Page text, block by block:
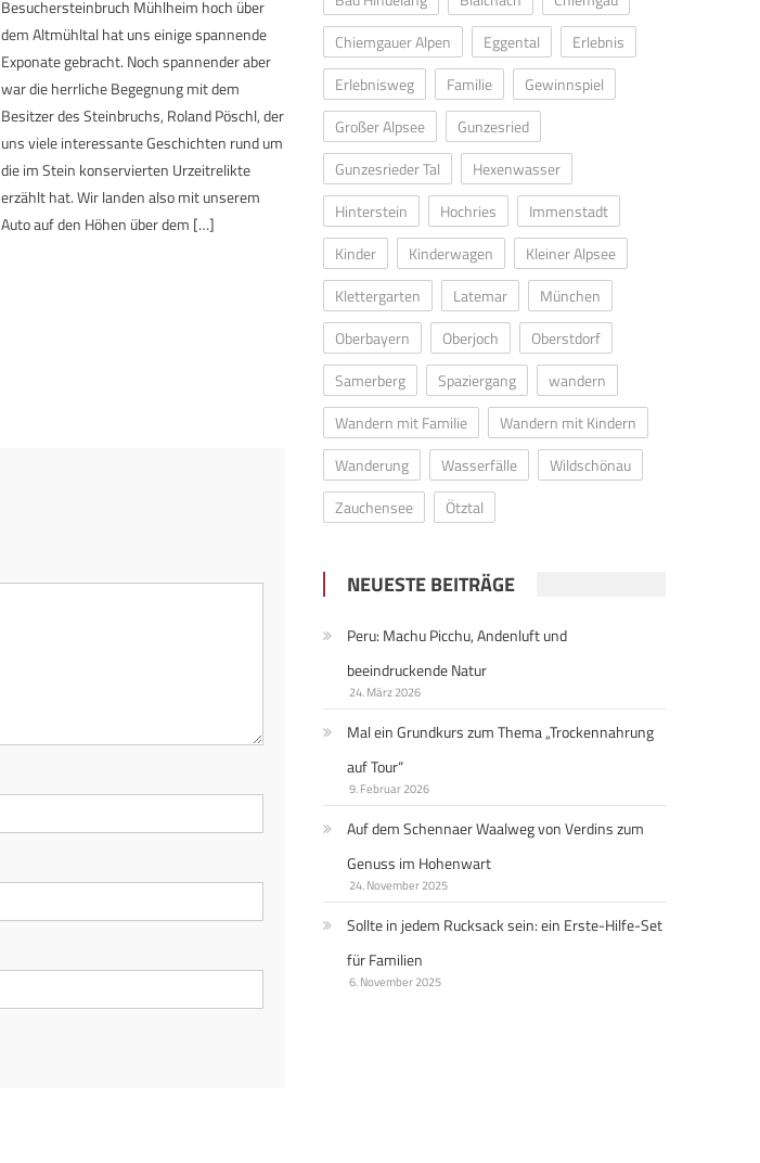
Besuchersteinbruch Mühlheim hoch über
dem Altmühltal hat uns einige spannende
Exponate gebracht. Noch spannender aber
war die herrliche Begegnung mit dem
Besitzer des Steinbruchs, Roland Pöschl, der
uns viele interessante Geschichten rund um
die im Stein konservierten Urzeitrelikte
erzählt hat. Wir landen also mit unserem
Auto auf den Höhen über dem […]
Chiemgauer Alpen
Eggental
Erlebnis
Erlebnisweg
Familie
Gewinnspiel
Großer Alpsee
Gunzesried
Gunzesrieder Tal
Hexenwasser
Hinterstein
Hochries
Immenstadt
Kinder
Kinderwagen
Kleiner Alpsee
Klettergarten
Latemar
München
Oberbayern
Oberjoch
Oberstdorf
Samerberg
Spaziergang
wandern
Wandern mit Familie
Wandern mit Kindern
Wanderung
Wasserfälle
Wildschönau
Zauchensee
Ötztal
NEUESTE BEITRÄGE
Peru: Machu Picchu, Andenluft und
beeindruckende Natur
24. März 2026
Mal ein Grundkurs zum Thema „Trockennahrung
auf Tour“
9. Februar 2026
Auf dem Schennaer Waalweg von Verdins zum
Genuss im Hohenwart
24. November 2025
Sollte in jedem Rucksack sein: ein Erste-Hilfe-Set
für Familien
6. November 2025